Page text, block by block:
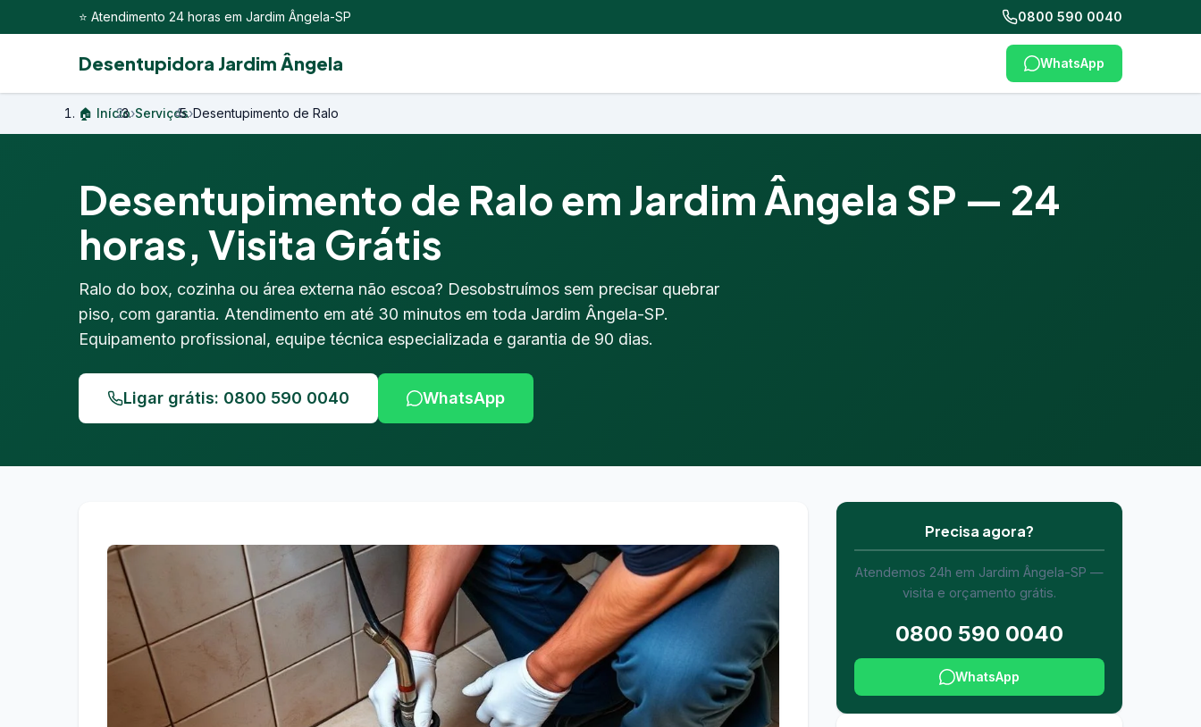
⭐ Atendimento 24 horas em Jardim Ângela-SP 0800 590 0040
Desentupidora Jardim Ângela WhatsApp
🏠 Início›Serviços›Desentupimento de Ralo
Desentupimento de Ralo em Jardim Ângela SP — 24
horas, Visita Grátis
Ralo do box, cozinha ou área externa não escoa? Desobstruímos sem precisar quebrar
piso, com garantia. Atendimento em até 30 minutos em toda Jardim Ângela-SP.
Equipamento profissional, equipe técnica especializada e garantia de 90 dias.
Ligar grátis: 0800 590 0040 WhatsApp
Precisa agora?
Atendemos 24h em Jardim Ângela-SP —
visita e orçamento grátis.
0800 590 0040
WhatsApp